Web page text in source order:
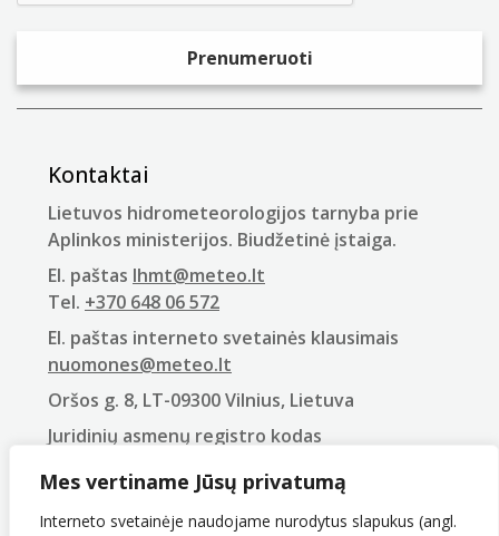
Mes vertiname Jūsų privatumą
Interneto svetainėje naudojame nurodytus slapukus (angl.
Kontaktai
Lietuvos hidrometeorologijos tarnyba prie
Aplinkos ministerijos. Biudžetinė įstaiga.
El. paštas lhmt@meteo.lt
Tel. +370 648 06 572
El. paštas interneto svetainės klausimais
nuomones@meteo.lt
Oršos g. 8, LT-09300 Vilnius, Lietuva
Juridinių asmenų registro kodas
PVM mokėtojo kodas
LT907432416